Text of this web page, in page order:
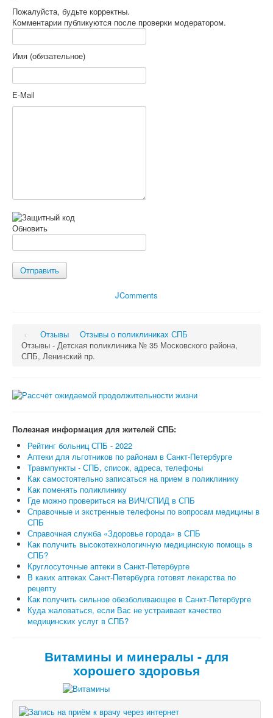
Пожалуйста, будьте корректны.
Комментарии публикуются после проверки модератором.
Имя (обязательное)
E-Mail
Обновить
Отправить
JComments
Отзывы
Отзывы о поликлиниках СПБ
Отзывы - Детская поликлиника № 35 Московского района,
СПБ, Ленинский пр.
Полезная информация для жителей СПБ:
Рейтинг больниц СПБ - 2022
Аптеки для льготников по районам в Санкт-Петербурге
Травмпункты - СПБ, список, адреса, телефоны
Как самостоятельно записаться на прием в поликлинику
Как поменять поликлинику
Где можно провериться на ВИЧ/СПИД в СПБ
Справочные и экстренные телефоны по вопросам медицины в
СПБ
Справочная служба «Здоровье города» в СПБ
Как получить высокотехнологичную медицинскую помощь в
СПБ?
Круглосуточные аптеки в Санкт-Петербурге
В каких аптеках Санкт-Петербурга готовят лекарства по
рецепту
Как получить сильное обезболивающее в Санкт-Петербурге
Куда жаловаться, если Вас не устраивает качество
медицинских услуг в СПБ?
Витамины и минералы - для
хорошего здоровья